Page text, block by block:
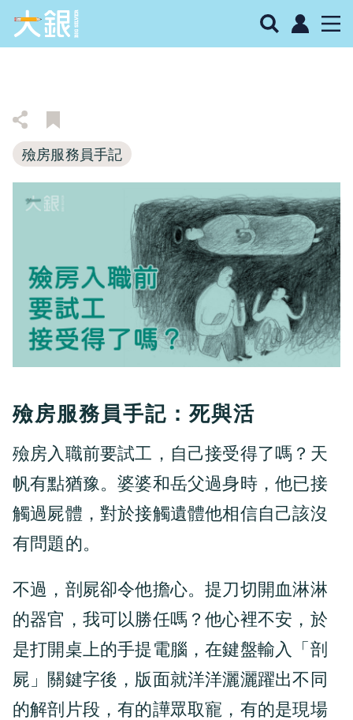
殮房服務員手記
殮房服務員手記：死與活
殮房入職前要試工，自己接受得了嗎？天
帆有點猶豫。婆婆和岳父過身時，他已接
觸過屍體，對於接觸遺體他相信自己該沒
有問題的。
不過，剖屍卻令他擔心。提刀切開血淋淋
的器官，我可以勝任嗎？他心裡不安，於
是打開桌上的手提電腦，在鍵盤輸入「剖
屍」關鍵字後，版面就洋洋灑灑躍出不同
的解剖片段，有的譁眾取寵，有的是現場